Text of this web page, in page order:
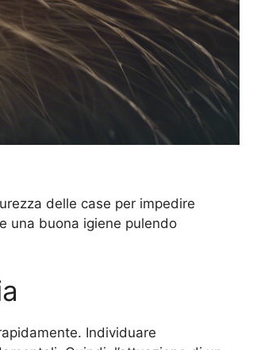
delle case per impedire
una buona igiene pulendo
Individuare